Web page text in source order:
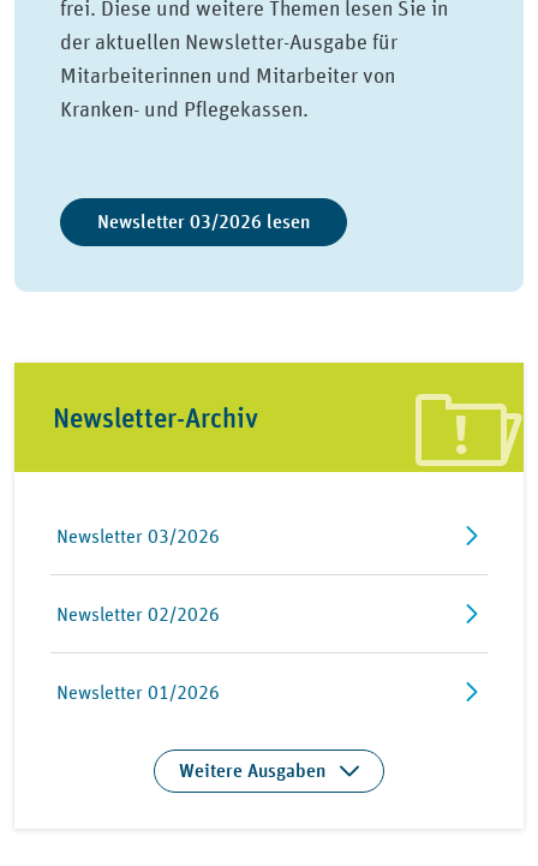
frei. Diese und weitere Themen lesen Sie in
der aktuellen Newsletter-Ausgabe für
Mitarbeiterinnen und Mitarbeiter von
Kranken- und Pflegekassen.
Newsletter 03/2026 lesen
Newsletter-Archiv
Newsletter 03/2026
Newsletter 02/2026
Newsletter 01/2026
Weitere Ausgaben